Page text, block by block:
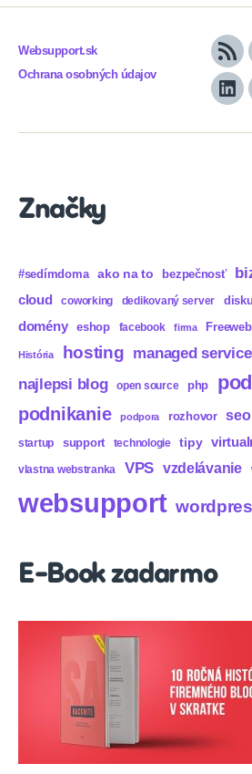
Websupport.sk
Ochrana osobných údajov
Značky
#sedímdoma ako na to bezpečnosť
cloud coworking dedikovaný server
domény eshop facebook firma Freeweb
História hosting managed
najlepsi blog open source php
podnikanie podpora rozhovor seo
startup support technologie tipy
vlastna webstranka VPS vzdelávanie
websupport
E-Book zadarmo